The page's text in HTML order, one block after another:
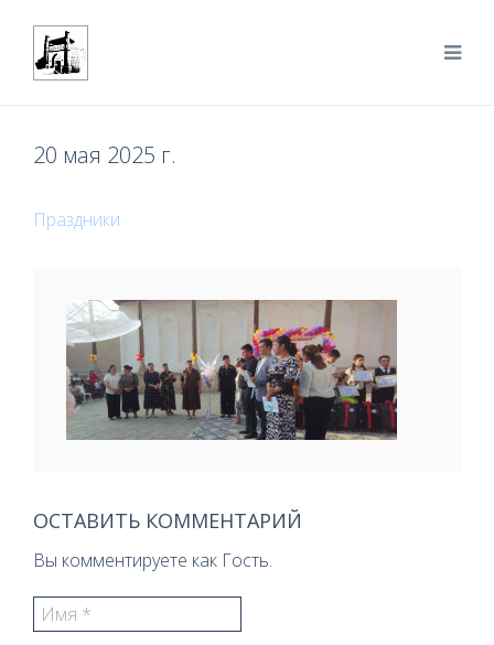
20 мая 2025 г.
Праздники
ОСТАВИТЬ КОММЕНТАРИЙ
Вы комментируете как Гость.